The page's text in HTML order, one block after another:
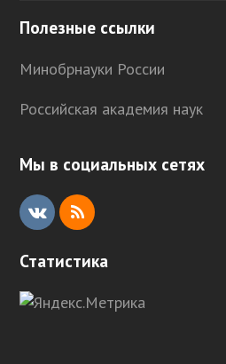
Полезные ссылки
Минобрнауки России
Российская академия наук
Мы в социальных сетях
V
R
Статистика